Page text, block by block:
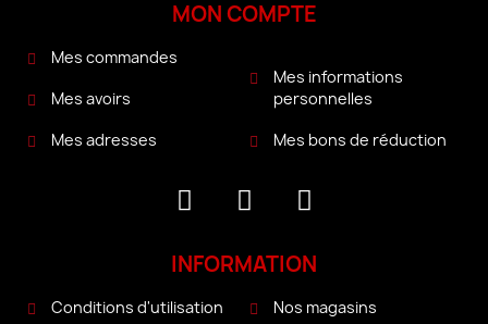
MON COMPTE
Mes commandes
Mes avoirs
Mes adresses
Mes informations
personnelles
Mes bons de réduction
INFORMATION
Conditions d'utilisation
Nos magasins